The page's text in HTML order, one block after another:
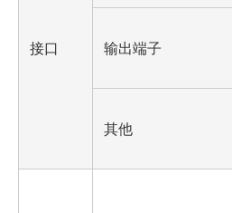
接口 输出端子
其他